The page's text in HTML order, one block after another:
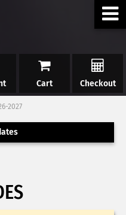
Cart Checkout
2027